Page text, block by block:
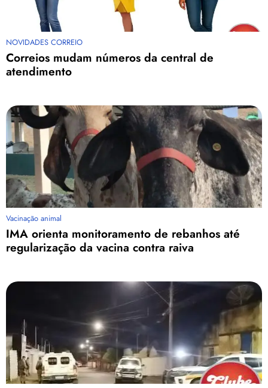
NOVIDADES CORREIO
Correios mudam números da central de
atendimento
Vacinação animal
IMA orienta monitoramento de rebanhos até
regularização da vacina contra raiva